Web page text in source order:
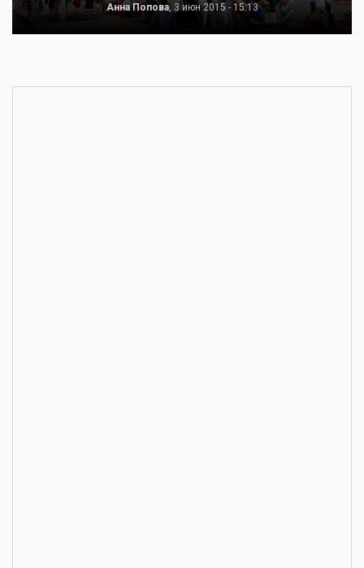
Анна Попова, 3 июн 2015 - 15:13